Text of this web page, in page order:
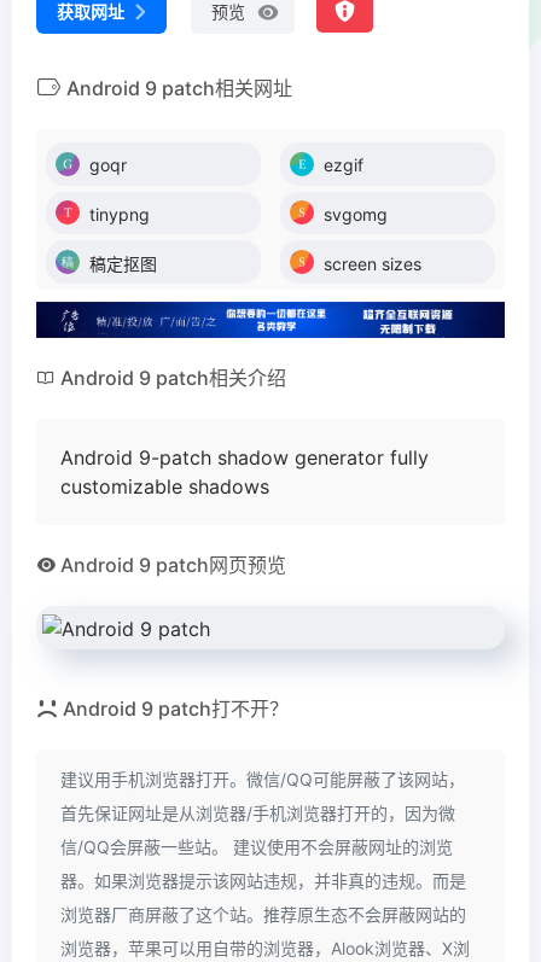
获取网址 预览
Android 9 patch相关网址
goqr ezgif
tinypng svgomg
稿定抠图 screen sizes
Android 9 patch相关介绍
Android 9-patch shadow generator fully
customizable shadows
Android 9 patch网页预览
Android 9 patch打不开？
建议用手机浏览器打开。微信/QQ可能屏蔽了该网站，
首先保证网址是从浏览器/手机浏览器打开的，因为微
信/QQ会屏蔽一些站。 建议使用不会屏蔽网址的浏览
器。如果浏览器提示该网站违规，并非真的违规。而是
浏览器厂商屏蔽了这个站。推荐原生态不会屏蔽网站的
浏览器，苹果可以用自带的浏览器，Alook浏览器、X浏